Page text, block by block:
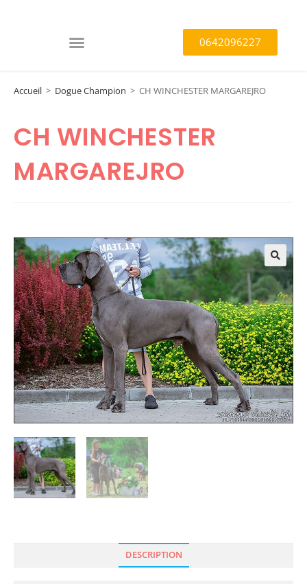
0642096227
Accueil > Dogue Champion > CH WINCHESTER MARGAREJRO
CH WINCHESTER
MARGAREJRO
🔍
DESCRIPTION